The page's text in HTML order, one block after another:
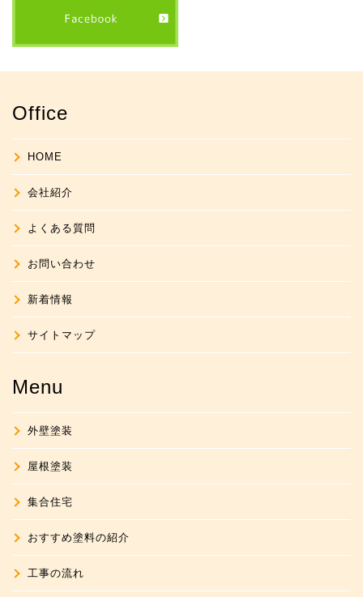
Office
HOME
会社紹介
よくある質問
お問い合わせ
新着情報
サイトマップ
Menu
外壁塗装
屋根塗装
集合住宅
おすすめ塗料の紹介
工事の流れ